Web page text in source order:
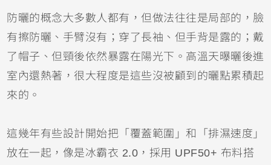
防曬的概念大多數人都有，但做法往往是局部的，臉
有擦防曬、手臂沒有；穿了長袖、但手背是露的；戴
了帽子、但頸後依然暴露在陽光下。高溫天曝曬後進
室內還熱著，很大程度是這些沒被顧到的曬點累積起
來的。
這幾年有些設計開始把「覆蓋範圍」和「排濕速度」
放在一起，像是冰霸衣 2.0，採用 UPF50+ 布料搭